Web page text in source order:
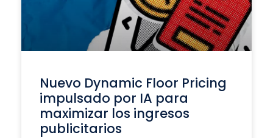
Nuevo Dynamic Floor Pricing
impulsado por IA para
maximizar los ingresos
publicitarios